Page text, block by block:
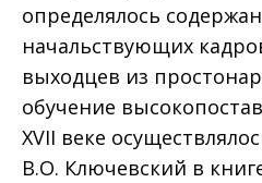
определялось
начальствующих
выходцев из
обучение
XVII веке
В.О. Ключевский в